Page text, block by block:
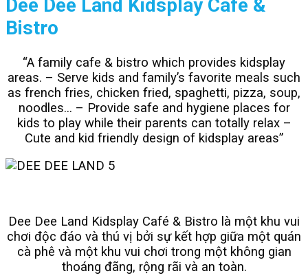
Dee Dee Land Kidsplay Café &
Bistro
“A family cafe & bistro which provides kidsplay
areas. – Serve kids and family’s favorite meals such
as french fries, chicken fried, spaghetti, pizza, soup,
noodles… – Provide safe and hygiene places for
kids to play while their parents can totally relax –
Cute and kid friendly design of kidsplay areas”
Dee Dee Land Kidsplay Café & Bistro là một khu vui
chơi độc đáo và thú vị bởi sự kết hợp giữa một quán
cà phê và một khu vui chơi trong một không gian
thoáng đãng, rộng rãi và an toàn.